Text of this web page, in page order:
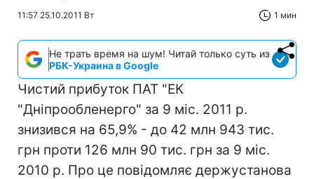
11:57 25.10.2011 Вт 1 мин
Не трать время на шум! Читай только суть из
РБК-Украина в Google
Чистий прибуток ПАТ "ЕК
"Дніпрообленерго" за 9 міс. 2011 р.
знизився на 65,9% - до 42 млн 943 тис.
грн проти 126 млн 90 тис. грн за 9 міс.
2010 р. Про це повідомляє держустанова